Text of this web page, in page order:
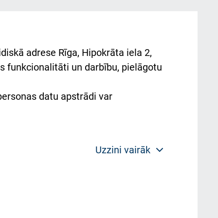
adrese Rīga, Hipokrāta iela 2,
funkcionalitāti un darbību, pielāgotu
datu apstrādi var
Uzzini vairāk